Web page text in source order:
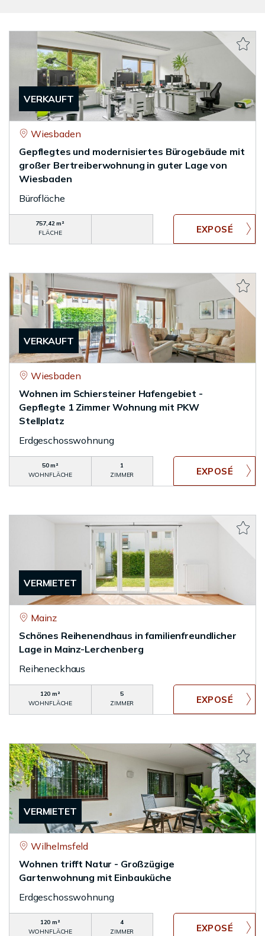
VERKAUFT
Wiesbaden
Gepflegtes und modernisiertes Bürogebäude mit
großer Bertreiberwohnung in guter Lage von
Wiesbaden
Bürofläche
757,42 m²
FLÄCHE
VERKAUFT
Wiesbaden
Wohnen im Schiersteiner Hafengebiet -
Gepflegte 1 Zimmer Wohnung mit PKW
Stellplatz
Erdgeschosswohnung
50 m²
WOHNFLÄCHE
1
ZIMMER
VERMIETET
Mainz
Schönes Reihenendhaus in familienfreundlicher
Lage in Mainz-Lerchenberg
Reiheneckhaus
120 m²
WOHNFLÄCHE
5
ZIMMER
VERMIETET
Wilhelmsfeld
Wohnen trifft Natur - Großzügige
Gartenwohnung mit Einbauküche
Erdgeschosswohnung
120 m²
WOHNFLÄCHE
4
ZIMMER